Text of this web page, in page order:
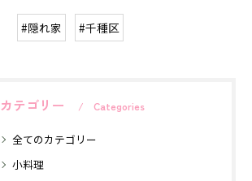
#隠れ家 #千種区
カテゴリー Categories
全てのカテゴリー
小料理